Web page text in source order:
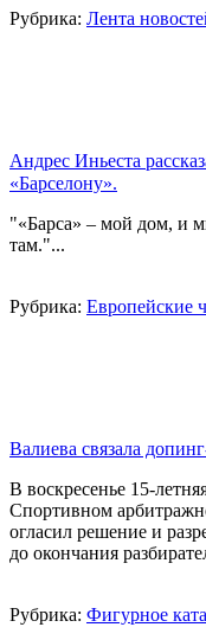
Рубрика: Лента
Андрес Иньеста
«Барселону».
"«Барса» – мой дом, и
там."...
Рубрика: Европейские
Валиева связала
В воскресенье 15-
Спортивном
огласил решение и
до окончания
Рубрика: Фигурное